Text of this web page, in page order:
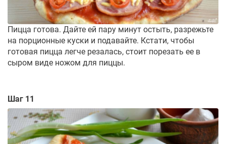
Пицца готова. Дайте ей пару минут остыть, разрежьте
на порционные куски и подавайте. Кстати, чтобы
готовая пицца легче резалась, стоит порезать ее в
сыром виде ножом для пиццы.
Шаг 11